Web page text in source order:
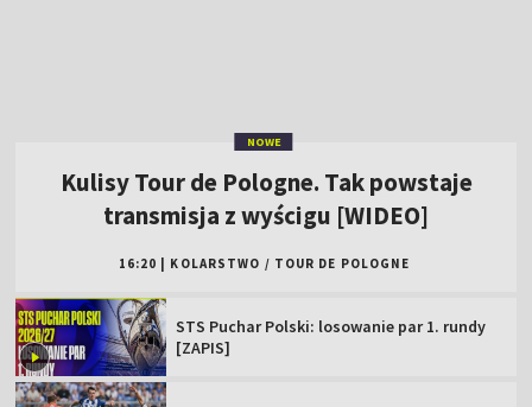
Lech – Klaksvik dziś w TVP. Znamy składy!
Relacja na żywo z meczu Raków –
Legia w najciekawszej parze 1. rundy STS